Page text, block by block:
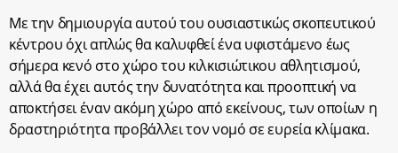
Με την δημιουργία αυτού του ουσιαστικώς σκοπευτικού
κέντρου όχι απλώς θα καλυφθεί ένα υφιστάμενο έως
σήμερα κενό στο χώρο του κιλκισιώτικου αθλητισμού,
αλλά θα έχει αυτός την δυνατότητα και προοπτική να
αποκτήσει έναν ακόμη χώρο από εκείνους, των οποίων η
δραστηριότητα προβάλλει τον νομό σε ευρεία κλίμακα.